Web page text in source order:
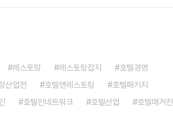
레스토랑 레스토랑잡지
호텔경영
산업전 호텔앤레스토랑
호텔패키지
호텔인네트워크 호텔산업
호텔매거진